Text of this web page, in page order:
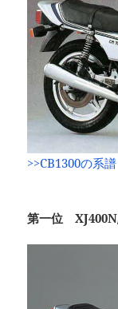
>>CB1300の系譜
第一位